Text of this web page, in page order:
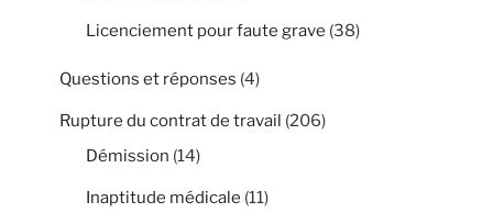
Licenciement pour faute grave (38)
Questions et réponses (4)
Rupture du contrat de travail (206)
Démission (14)
Inaptitude médicale (11)